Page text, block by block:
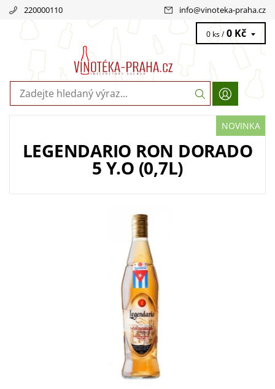
220000110 info@vinoteka-praha.cz
0 ks / 0 Kč
NOVINKA
LEGENDARIO RON DORADO
5 Y.O (0,7L)